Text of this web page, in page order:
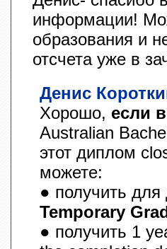
информации!
образования и
отсчета уже в
Денис
Хорошо, если
Australian
этот диплом
можете:
● получить
Temporary
● получить 1